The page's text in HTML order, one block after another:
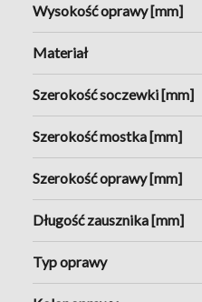
Wysokość oprawy [mm]
Materiał
Szerokość soczewki [mm]
Szerokość mostka [mm]
Szerokość oprawy [mm]
Długość zausznika [mm]
Typ oprawy